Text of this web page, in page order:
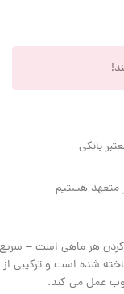
بانکی
متعهد هستیم
کردن هر ماهی است –
شده است و ترکیبی از
عمل می کند.